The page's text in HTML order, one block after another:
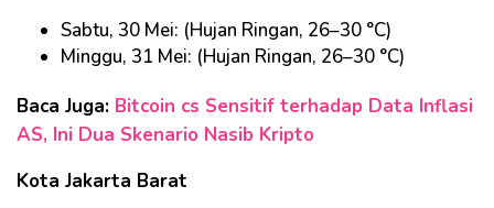
Sabtu, 30 Mei: (Hujan Ringan, 26–30 °C)
Minggu, 31 Mei: (Hujan Ringan, 26–30 °C)
Baca Juga: Bitcoin cs Sensitif terhadap Data Inflasi
AS, Ini Dua Skenario Nasib Kripto
Kota Jakarta Barat